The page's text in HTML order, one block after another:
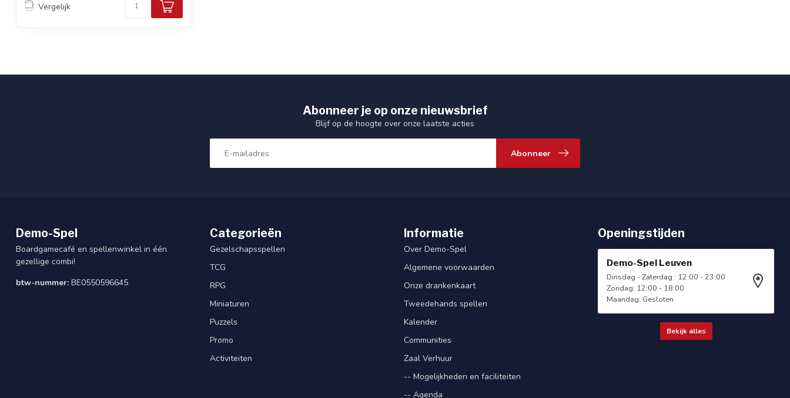
Vergelijk
Abonneer je op onze nieuwsbrief
Blijf op de hoogte over onze laatste acties
Abonneer
Demo-Spel
Boardgamecafé en spellenwinkel in één
gezellige combi!
btw-nummer: BE0550596645
Categorieën
Gezelschapsspellen
TCG
RPG
Miniaturen
Puzzels
Promo
Activiteiten
Informatie
Over Demo-Spel
Algemene voorwaarden
Onze drankenkaart
Tweedehands spellen
Kalender
Communities
Zaal Verhuur
-- Mogelijkheden en faciliteiten
-- Agenda
Openingstijden
Demo-Spel Leuven
Dinsdag - Zaterdag : 12:00 - 23:00
Zondag: 12:00 - 18:00
Maandag: Gesloten
Bekijk alles